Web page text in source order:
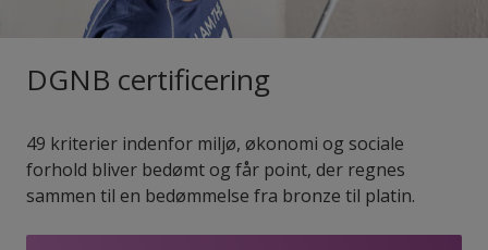
DGNB certificering
49 kriterier indenfor miljø, økonomi og sociale
forhold bliver bedømt og får point, der regnes
sammen til en bedømmelse fra bronze til platin.